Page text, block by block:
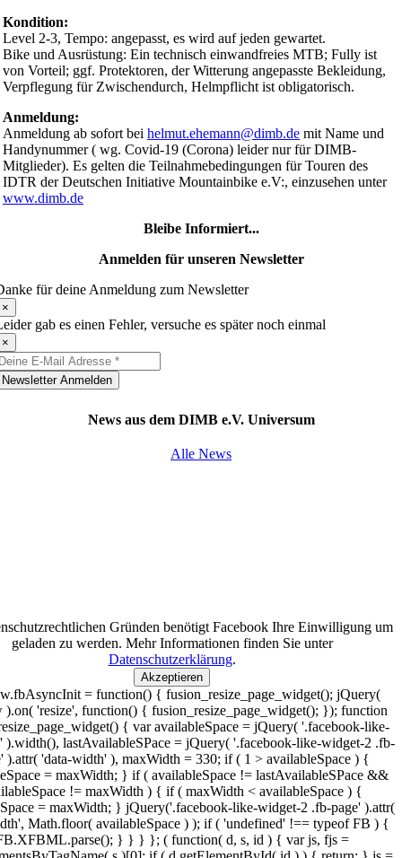
Kondition:
Level 2-3, Tempo: angepasst, es wird auf jeden gewartet.
Bike und Ausrüstung: Ein technisch einwandfreies MTB; Fully ist
von Vorteil; ggf. Protektoren, der Witterung angepasste Bekleidung,
Verpflegung für Zwischendurch, Helmpflicht ist obligatorisch.
Anmeldung:
Anmeldung ab sofort bei helmut.ehemann@dimb.de mit Name und
Handynummer ( wg. Covid-19 (Corona) leider nur für DIMB-
Mitglieder). Es gelten die Teilnahmebedingungen für Touren des
IDTR der Deutschen Initiative Mountainbike e.V:, einzusehen unter
www.dimb.de
Bleibe Informiert...
Anmelden für unseren Newsletter
für deine Anmeldung zum Newsletter
×
gab es einen Fehler, versuche es später noch einmal
×
Newsletter Anmelden
News aus dem DIMB e.V. Universum
Alle News
Gründen benötigt Facebook Ihre Einwilligung um
geladen zu werden. Mehr Informationen finden Sie unter
Datenschutzerklärung.
Akzeptieren
= function() { fusion_resize_page_widget(); jQuery(
).on( 'resize', function() { fusion_resize_page_widget(); }); function
{ var availableSpace = jQuery( '.facebook-like-
).width(), lastAvailableSPace = jQuery( '.facebook-like-widget-2 .fb-
).attr( 'data-width' ), maxWidth = 330; if ( 1 > availableSpace ) {
= maxWidth; } if ( availableSpace != lastAvailableSPace &&
!= maxWidth ) { if ( maxWidth < availableSpace ) {
= maxWidth; } jQuery('.facebook-like-widget-2 .fb-page' ).attr(
Math.floor( availableSpace ) ); if ( 'undefined' !== typeof FB ) {
} } } }; ( function( d, s, id ) { var js, fjs =